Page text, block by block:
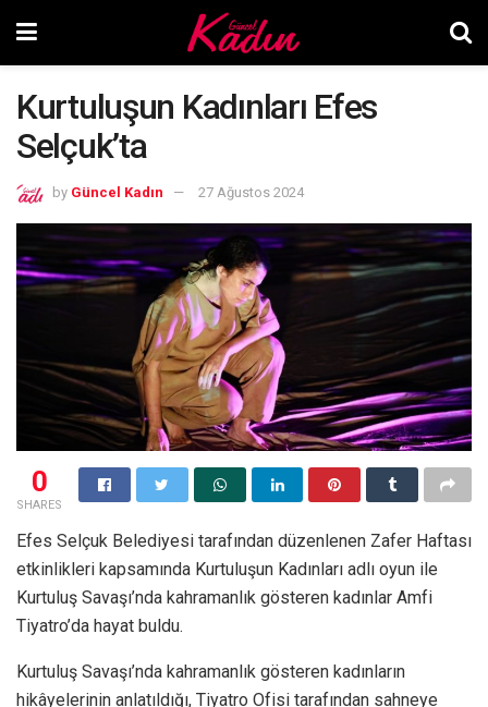
Kurtuluşun Kadınları Efes
Selçuk’ta
by Güncel Kadın 27 Ağustos 2024
0
SHARES
Efes Selçuk Belediyesi tarafından düzenlenen Zafer Haftası
etkinlikleri kapsamında Kurtuluşun Kadınları adlı oyun ile
Kurtuluş Savaşı’nda kahramanlık gösteren kadınlar Amfi
Tiyatro’da hayat buldu.
Kurtuluş Savaşı’nda kahramanlık gösteren kadınların
hikâyelerinin anlatıldığı, Tiyatro Ofisi tarafından sahneye